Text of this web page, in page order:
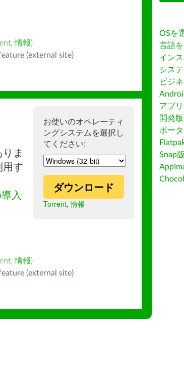
,情報)
(external site)
お使いのオペレーティ
ングシステムを選択し
てください:
ダウンロード
Torrent,情報
ま
用す
入
,情報)
(external site)
OSを
言語
イン
シス
ビジ
アプ
開発版
ポー
Snap版